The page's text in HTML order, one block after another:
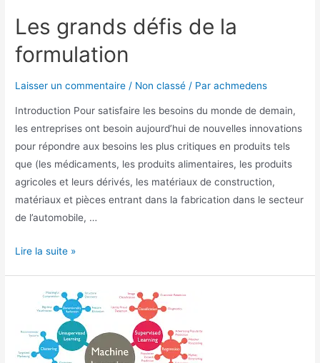
Les grands défis de la
formulation
Laisser un commentaire / Non classé / Parachmedens
Introduction Pour satisfaire les besoins du monde de demain,
les entreprises ont besoin aujourd’hui de nouvelles innovations
pour répondre aux besoins les plus critiques en produits tels
que (les médicaments, les produits alimentaires, les produits
agricoles et leurs dérivés, les matériaux de construction,
matériaux et pièces entrant dans la fabrication dans le secteur
de l’automobile, …
Lire la suite »